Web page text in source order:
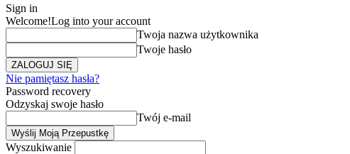
Sign in
Welcome!Log into your account
Twoja nazwa użytkownika
Twoje hasło
Nie pamiętasz hasła?
Password recovery
Odzyskaj swoje hasło
Twój e-mail
Wyszukiwanie